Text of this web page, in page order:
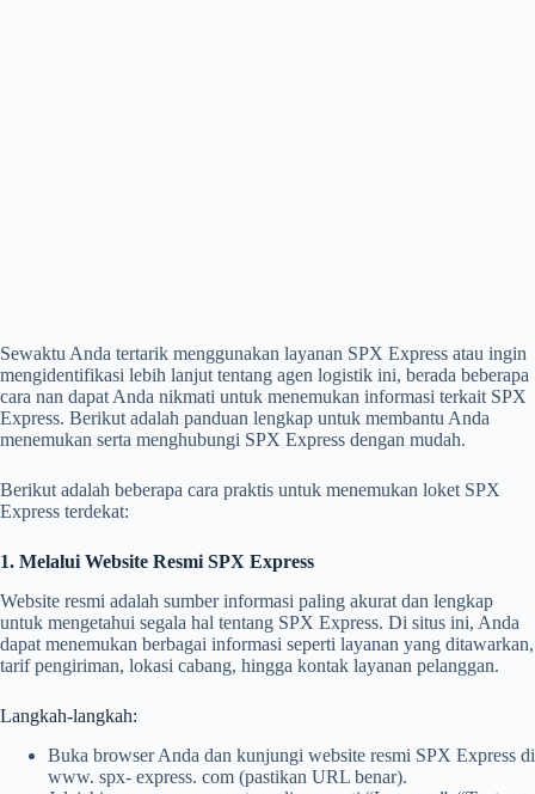
Sewaktu Anda tertarik menggunakan layanan SPX Express atau ingin
mengidentifikasi lebih lanjut tentang agen logistik ini, berada beberapa
cara nan dapat Anda nikmati untuk menemukan informasi terkait SPX
Express. Berikut adalah panduan lengkap untuk membantu Anda
menemukan serta menghubungi SPX Express dengan mudah.
Berikut adalah beberapa cara praktis untuk menemukan loket SPX
Express terdekat:
1. Melalui Website Resmi SPX Express
Website resmi adalah sumber informasi paling akurat dan lengkap
untuk mengetahui segala hal tentang SPX Express. Di situs ini, Anda
dapat menemukan berbagai informasi seperti layanan yang ditawarkan,
tarif pengiriman, lokasi cabang, hingga kontak layanan pelanggan.
Langkah-langkah:
Buka browser Anda dan kunjungi website resmi SPX Express di
www. spx- express. com (pastikan URL benar).